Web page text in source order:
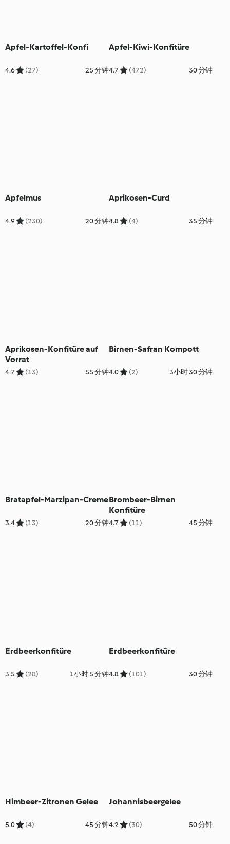
Apfel-Kartoffel-Konfi
4.6 (27) 25 分钟
Apfel-Kiwi-Konfitüre
4.7 (472) 30 分钟
Apfelmus
4.9 (230) 20 分钟
Aprikosen-Curd
4.8 (4) 35 分钟
Aprikosen-Konfitüre auf
Vorrat
4.7 (13) 55 分钟
Birnen-Safran Kompott
4.0 (2) 3小时 30 分钟
Bratapfel-Marzipan-Creme
3.4 (13) 20 分钟
Brombeer-Birnen
Konfitüre
4.7 (11) 45 分钟
Erdbeerkonfitüre
3.5 (28) 1小时 5 分钟
Erdbeerkonfitüre
4.8 (101) 30 分钟
Himbeer-Zitronen Gelee
5.0 (4) 45 分钟
Johannisbeergelee
4.2 (30) 50 分钟